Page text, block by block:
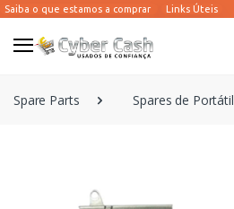
Spare Parts Spares de Portátil